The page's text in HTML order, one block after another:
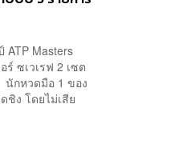
Masters
ซเวเรฟ 2 เซต
นักหวดมือ 1 ของ
ชิง โดยไม่เสีย